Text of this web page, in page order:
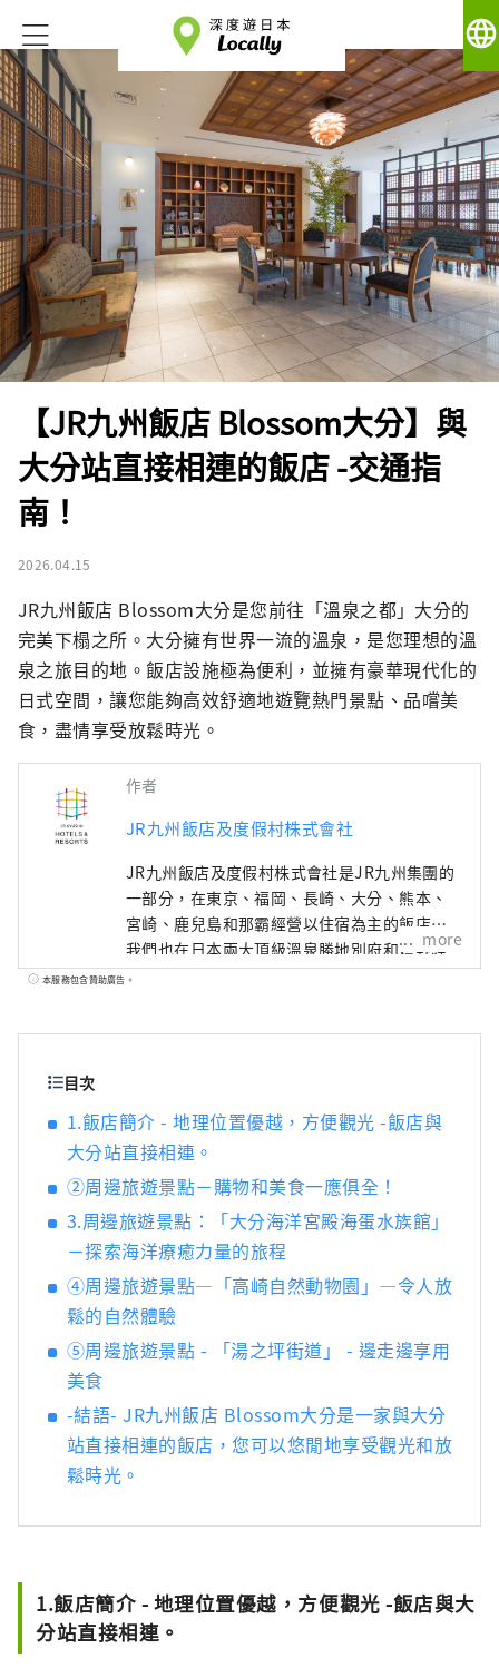
language
【JR九州飯店 Blossom大分】與
大分站直接相連的飯店 -交通指
南！
2026.04.15
JR九州飯店 Blossom大分是您前往「溫泉之都」大分的
完美下榻之所。大分擁有世界一流的溫泉，是您理想的溫
泉之旅目的地。飯店設施極為便利，並擁有豪華現代化的
日式空間，讓您能夠高效舒適地遊覽熱門景點、品嚐美
食，盡情享受放鬆時光。
作者
JR九州飯店及度假村株式會社
JR九州飯店及度假村株式會社是JR九州集團的
一部分，在東京、福岡、長崎、大分、熊本、
宮崎、鹿兒島和那霸經營以住宿為主的飯店。
我們也在日本兩大頂級溫泉勝地別府和嬉野經
營溫泉旅館。
more
本服務包含贊助廣告。
目次
1.飯店簡介 - 地理位置優越，方便觀光 -飯店與
大分站直接相連。
②周邊旅遊景點－購物和美食一應俱全！
3.周邊旅遊景點：「大分海洋宮殿海蛋水族館」
－探索海洋療癒力量的旅程
④周邊旅遊景點—「高崎自然動物園」—令人放
鬆的自然體驗
⑤周邊旅遊景點 - 「湯之坪街道」 - 邊走邊享用
美食
-結語- JR九州飯店 Blossom大分是一家與大分
站直接相連的飯店，您可以悠閒地享受觀光和放
鬆時光。
1.飯店簡介 - 地理位置優越，方便觀光 -飯店與大
分站直接相連。